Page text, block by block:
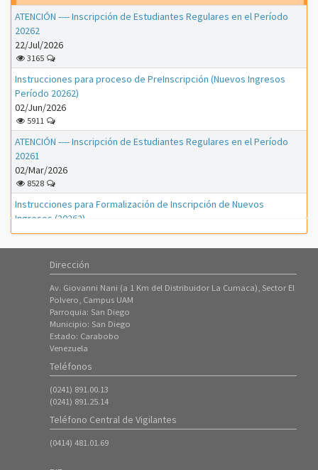
ATENCIÓN ---- Inscripción de Estudiantes Regulares en el Período
20262
22/Jul/2026
3165
Instrucciones para proceso de PreInscripción (Nuevos Ingresos
Período 20262)
02/Jun/2026
5911
ATENCIÓN ---- Inscripción de Estudiantes Regulares en el Período
20261
02/Mar/2026
8528
Instrucciones para Formalización de Inscripción de Nuevos
Ingresos (20262)
01/Mar/2026
Instrucciones para Formalización de Inscripción de Nuevos
01/Feb/2026
Instrucciones para proceso de PreInscripción (Nuevos Ingresos
Período 20261)
ATENCIÓN ---- Inscripción de Estudiantes Regulares en el Período
08/Oct/2025
Dirección
Av. Giovanni Nani (a 1 Km del Distribuidor La Cumaca), Sector El
Polvero, Campus UAM
Parroquia: San Diego
Municipio: San Diego
Estado: Carabobo
Venezuela
Teléfonos
(0241) 891.00.13
(0241) 891.25.14
Teléfono Central de Vigilantes
(0414) 481.01.69